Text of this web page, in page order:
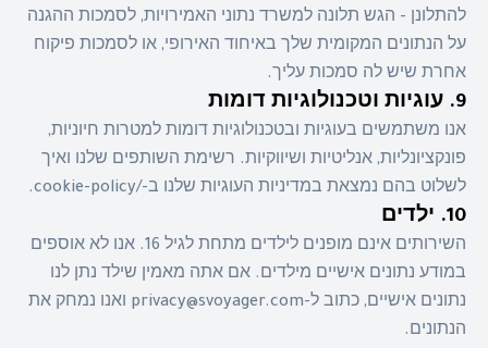
להתלונן - הגש תלונה למשרד נתוני האמירויות, לסמכות ההגנה
על הנתונים המקומית שלך באיחוד האירופי, או לסמכות פיקוח
אחרת שיש לה סמכות עליך.
9. עוגיות וטכנולוגיות דומות
אנו משתמשים בעוגיות ובטכנולוגיות דומות למטרות חיוניות,
פונקציונליות, אנליטיות ושיווקיות. רשימת השותפים שלנו ואיך
לשלוט בהם נמצאת במדיניות העוגיות שלנו ב-/cookie-policy.
10. ילדים
השירותים אינם מופנים לילדים מתחת לגיל 16. אנו לא אוספים
במודע נתונים אישיים מילדים. אם אתה מאמין שילד נתן לנו
נתונים אישיים, כתוב ל-privacy@svoyager.com ואנו נמחק את
הנתונים.